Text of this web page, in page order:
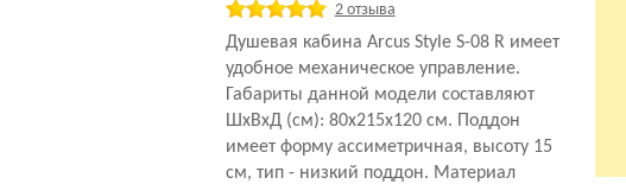
2 отзыва
Душевая кабина Arcus Style S-08 R имеет
удобное механическое управление.
Габариты данной модели составляют
ШхВхД (см): 80x215x120 см. Поддон
имеет форму ассиметричная, высоту 15
см, тип - низкий поддон. Материал